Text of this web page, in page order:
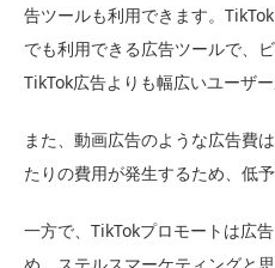
告ツールも利用できます。
でも利用できる広告ツールで、
TikTok広告よりも幅広いユーザ
また、動画広告のような広告費
たりの費用が発生するため、低
一方で、TikTokプロモートは広
め、ステルスマーケティングと